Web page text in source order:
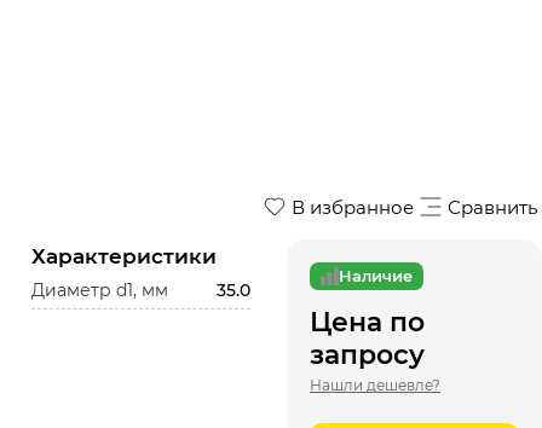
В избранное Сравнить
Характеристики
Диаметр d1, мм 35.0
Наличие
Цена по
запросу
Нашли дешевле?